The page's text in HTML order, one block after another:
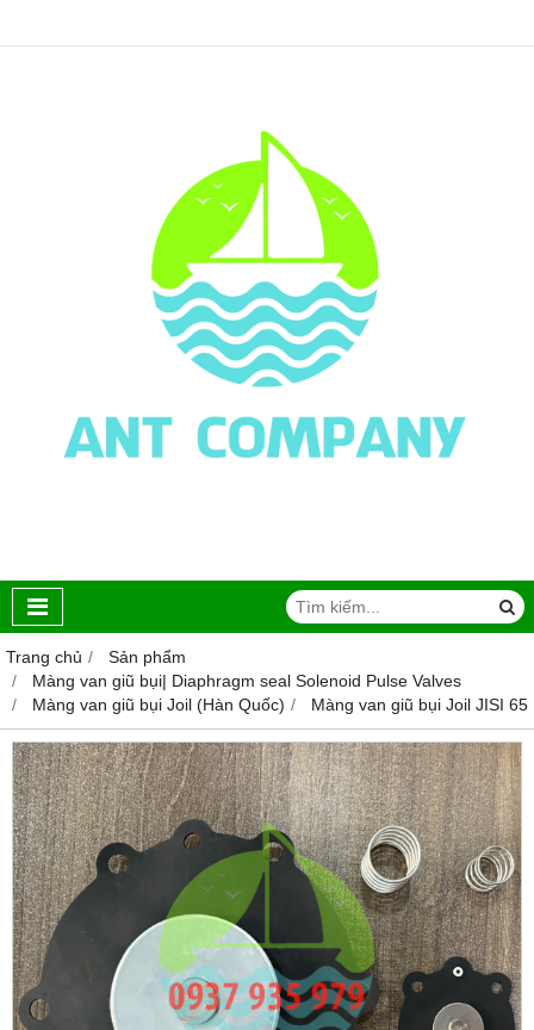
Trang chủ
Sản phẩm
Màng van giũ bụi| Diaphragm seal Solenoid Pulse Valves
Màng van giũ bụi Joil (Hàn Quốc)
Màng van giũ bụi Joil JISI 65